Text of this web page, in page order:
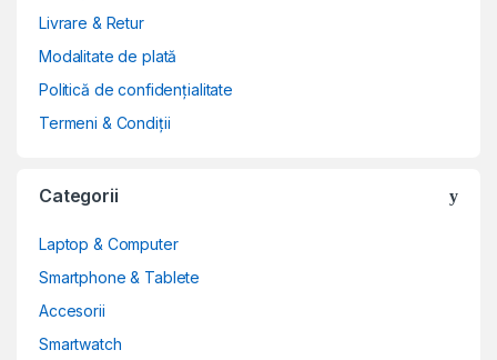
Livrare & Retur
Modalitate de plată
Politică de confidențialitate
Termeni & Condiții
Categorii
Laptop & Computer
Smartphone & Tablete
Accesorii
Smartwatch